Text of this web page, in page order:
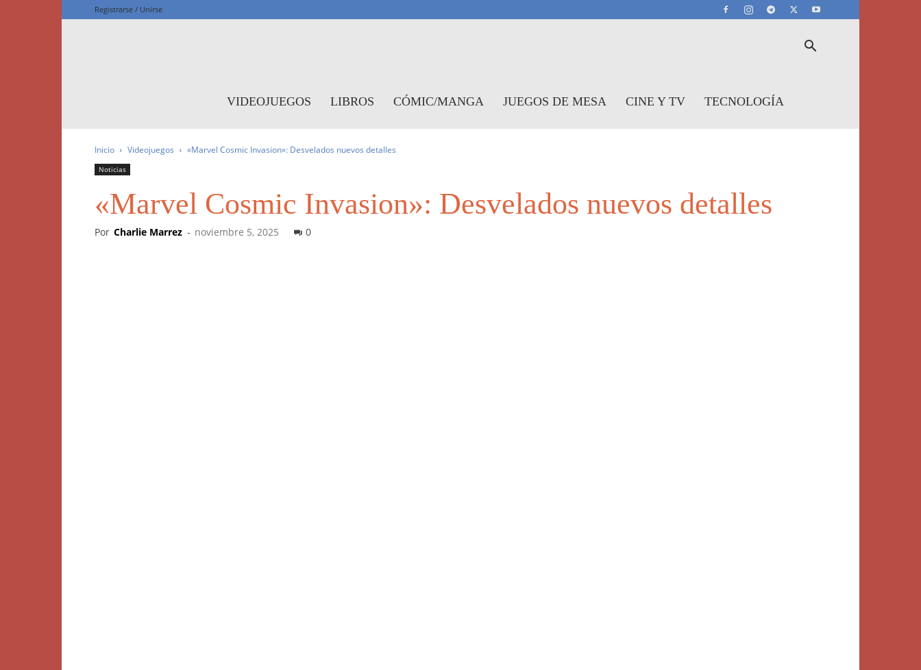
Registrarse / Unirse
VIDEOJUEGOS LIBROS CÓMIC/MANGA JUEGOS DE MESA CINE Y TV TECNOLOGÍA
Inicio Videojuegos «Marvel Cosmic Invasion»: Desvelados nuevos detalles
Noticias
«Marvel Cosmic Invasion»: Desvelados nuevos detalles
Por Charlie Marrez - noviembre 5, 2025 0